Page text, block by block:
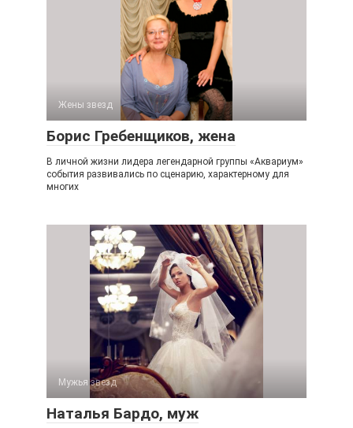
Жены звезд
Борис Гребенщиков, жена
В личной жизни лидера легендарной группы «Аквариум»
события развивались по сценарию, характерному для
многих
Мужья звезд
Наталья Бардо, муж